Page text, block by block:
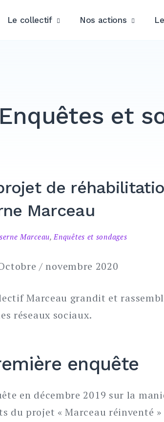
Le collectif Nos actions
Enquêtes et
de
Marceau
Marceau,Enquêtes et sondages
/ novembre 2020
Marceau grandit et
réseaux sociaux.
enquête
en décembre 2019 sur la
du projet « Marceau réinventé